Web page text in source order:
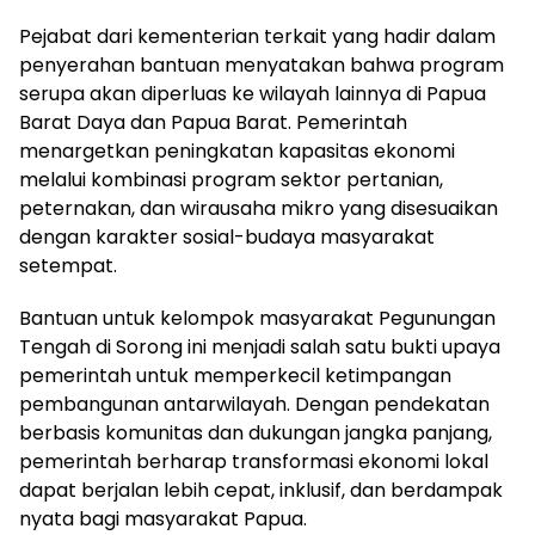
Pejabat dari kementerian terkait yang hadir dalam
penyerahan bantuan menyatakan bahwa program
serupa akan diperluas ke wilayah lainnya di Papua
Barat Daya dan Papua Barat. Pemerintah
menargetkan peningkatan kapasitas ekonomi
melalui kombinasi program sektor pertanian,
peternakan, dan wirausaha mikro yang disesuaikan
dengan karakter sosial-budaya masyarakat
setempat.
Bantuan untuk kelompok masyarakat Pegunungan
Tengah di Sorong ini menjadi salah satu bukti upaya
pemerintah untuk memperkecil ketimpangan
pembangunan antarwilayah. Dengan pendekatan
berbasis komunitas dan dukungan jangka panjang,
pemerintah berharap transformasi ekonomi lokal
dapat berjalan lebih cepat, inklusif, dan berdampak
nyata bagi masyarakat Papua.